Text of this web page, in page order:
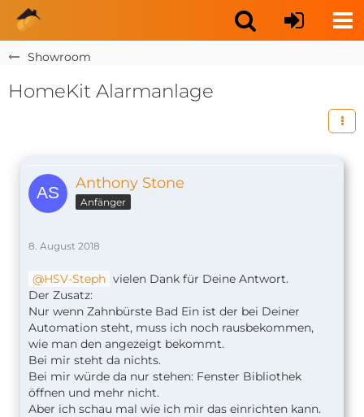
Showroom
HomeKit Alarmanlage
Anthony Stone
Anfänger
8. August 2018
HSV-Steph vielen Dank für Deine Antwort.
Der Zusatz:
Nur wenn Zahnbürste Bad Ein ist der bei Deiner
Automation steht, muss ich noch rausbekommen,
wie man den angezeigt bekommt.
Bei mir steht da nichts.
Bei mir würde da nur stehen: Fenster Bibliothek
öffnen und mehr nicht.
Aber ich schau mal wie ich mir das einrichten kann.